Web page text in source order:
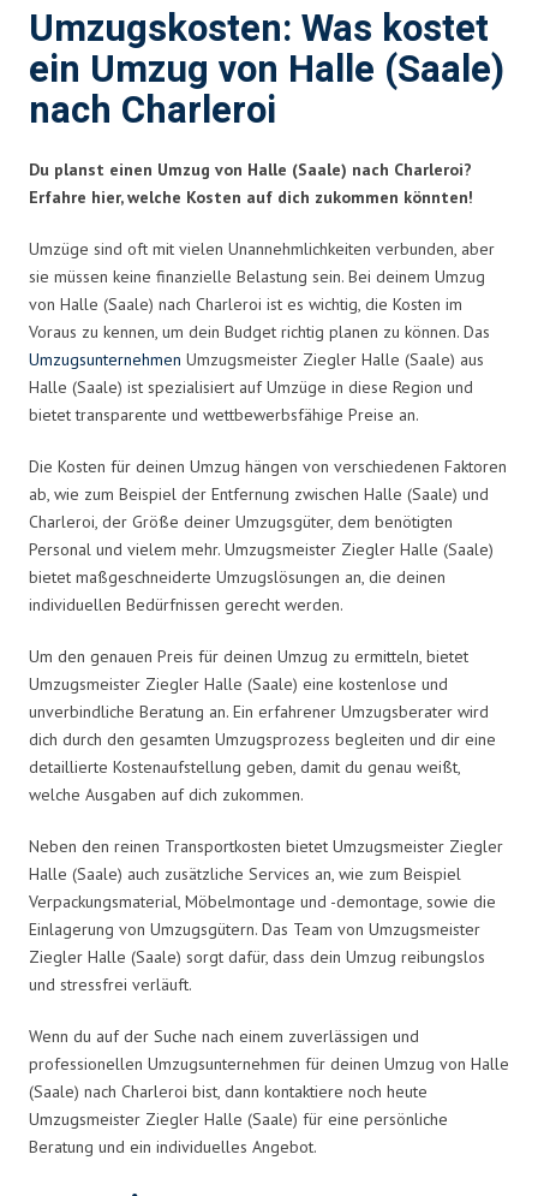
Umzugskosten: Was kostet
ein Umzug von Halle (Saale)
nach Charleroi
Du planst einen Umzug von Halle (Saale) nach Charleroi?
Erfahre hier, welche Kosten auf dich zukommen könnten!
Umzüge sind oft mit vielen Unannehmlichkeiten verbunden, aber
sie müssen keine finanzielle Belastung sein. Bei deinem Umzug
von Halle (Saale) nach Charleroi ist es wichtig, die Kosten im
Voraus zu kennen, um dein Budget richtig planen zu können. Das
Umzugsunternehmen Umzugsmeister Ziegler Halle (Saale) aus
Halle (Saale) ist spezialisiert auf Umzüge in diese Region und
bietet transparente und wettbewerbsfähige Preise an.
Die Kosten für deinen Umzug hängen von verschiedenen Faktoren
ab, wie zum Beispiel der Entfernung zwischen Halle (Saale) und
Charleroi, der Größe deiner Umzugsgüter, dem benötigten
Personal und vielem mehr. Umzugsmeister Ziegler Halle (Saale)
bietet maßgeschneiderte Umzugslösungen an, die deinen
individuellen Bedürfnissen gerecht werden.
Um den genauen Preis für deinen Umzug zu ermitteln, bietet
Umzugsmeister Ziegler Halle (Saale) eine kostenlose und
unverbindliche Beratung an. Ein erfahrener Umzugsberater wird
dich durch den gesamten Umzugsprozess begleiten und dir eine
detaillierte Kostenaufstellung geben, damit du genau weißt,
welche Ausgaben auf dich zukommen.
Neben den reinen Transportkosten bietet Umzugsmeister Ziegler
Halle (Saale) auch zusätzliche Services an, wie zum Beispiel
Verpackungsmaterial, Möbelmontage und -demontage, sowie die
Einlagerung von Umzugsgütern. Das Team von Umzugsmeister
Ziegler Halle (Saale) sorgt dafür, dass dein Umzug reibungslos
und stressfrei verläuft.
Wenn du auf der Suche nach einem zuverlässigen und
professionellen Umzugsunternehmen für deinen Umzug von Halle
(Saale) nach Charleroi bist, dann kontaktiere noch heute
Umzugsmeister Ziegler Halle (Saale) für eine persönliche
Beratung und ein individuelles Angebot.